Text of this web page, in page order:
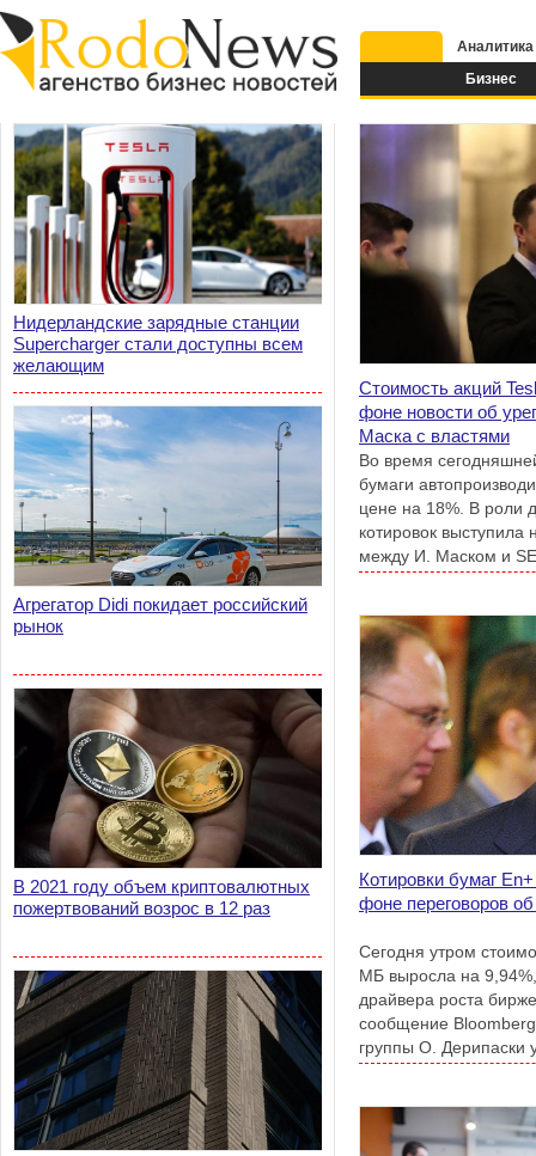
Бизнес
Аналитика
Нидерландские зарядные станции
Supercharger стали доступны всем
желающим
Агрегатор Didi покидает российский
рынок
В 2021 году объем криптовалютных
пожертвований возрос в 12 раз
Стоимость акций
фоне новости об
Маска с властями
Во время
бумаги
цене на 18%. В роли
котировок выступила
между И. Маском и
Котировки бумаг
фоне переговоров
Сегодня утром
МБ выросла на
драйвера роста
сообщение Bloomberg
группы О. Дерипаски
экономических